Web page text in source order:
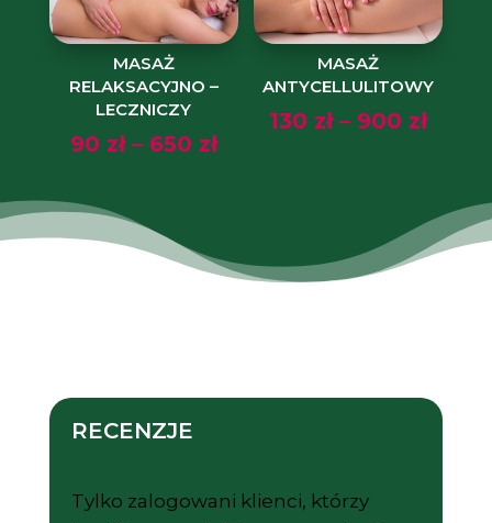
MASAŻ
RELAKSACYJNO –
LECZNICZY
90 zł – 650 złZakres
do
650 zł
MASAŻ
ANTYCELLULITOWY
130 zł – 900 zł
130 zł
do
900
RECENZJE
Tylko zalogowani klienci, którzy